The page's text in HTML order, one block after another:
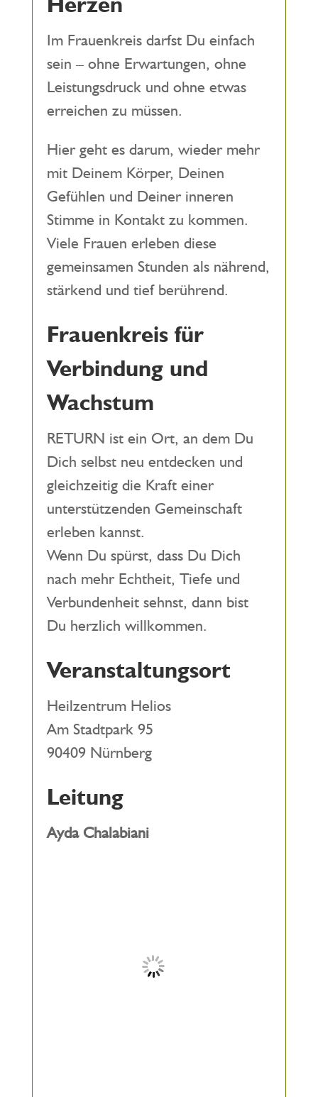
Im Frauenkreis darfst Du einfach
sein – ohne Erwartungen, ohne
Leistungsdruck und ohne etwas
erreichen zu müssen.
Hier geht es darum, wieder mehr
mit Deinem Körper, Deinen
Gefühlen und Deiner inneren
Stimme in Kontakt zu kommen.
Viele Frauen erleben diese
gemeinsamen Stunden als nährend,
stärkend und tief berührend.
Frauenkreis für
Verbindung und
Wachstum
RETURN ist ein Ort, an dem Du
Dich selbst neu entdecken und
gleichzeitig die Kraft einer
unterstützenden Gemeinschaft
erleben kannst.
Wenn Du spürst, dass Du Dich
nach mehr Echtheit, Tiefe und
Verbundenheit sehnst, dann bist
Du herzlich willkommen.
Veranstaltungsort
Heilzentrum Helios
Am Stadtpark 95
90409 Nürnberg
Leitung
Ayda Chalabiani